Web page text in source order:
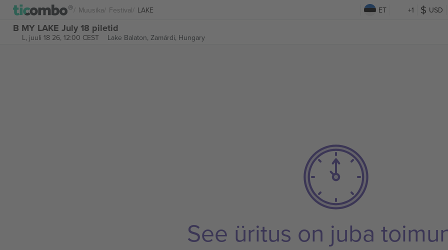
Muusika Festival LAKE ET +1 USD
B MY LAKE July 18 piletid
L, juuli 18 26, 12:00 CEST Lake Balaton, Zamárdi, Hungary
See üritus on juba